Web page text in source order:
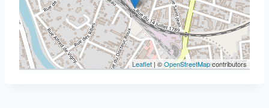
Leaflet | ©OpenStreetMapcontributors